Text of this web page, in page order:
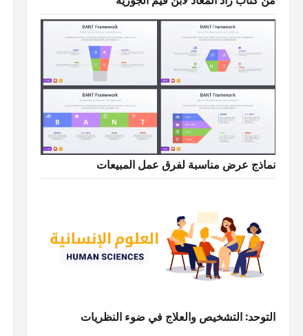
نماذج عرض مناسبة لفرق عمل المبيعات
التوحد: التشخيص والعلاج في ضوء النظريات